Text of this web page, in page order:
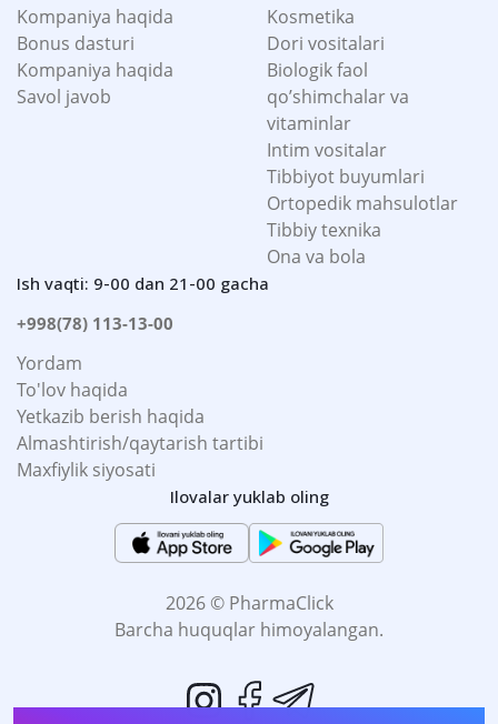
Kompaniya haqida
Bonus dasturi
Kompaniya haqida
Savol javob
Kosmetika
Dori vositalari
Biologik faol
qo’shimchalar va
vitaminlar
Intim vositalar
Tibbiyot buyumlari
Ortopedik mahsulotlar
Tibbiy texnika
Ona va bola
Ish vaqti: 9-00 dan 21-00 gacha
+998(78) 113-13-00
Yordam
To'lov haqida
Yetkazib berish haqida
Almashtirish/qaytarish tartibi
Maxfiylik siyosati
Ilovalar yuklab oling
2026 © PharmaClick
Barcha huquqlar himoyalangan.